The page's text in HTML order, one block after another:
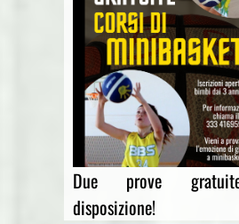
Due prove
disposizione!